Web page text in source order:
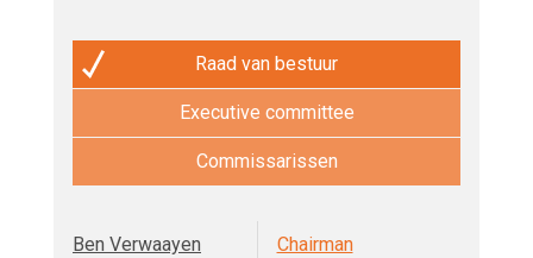
Raad van bestuur
Executive committee
Commissarissen
Ben Verwaayen Chairman